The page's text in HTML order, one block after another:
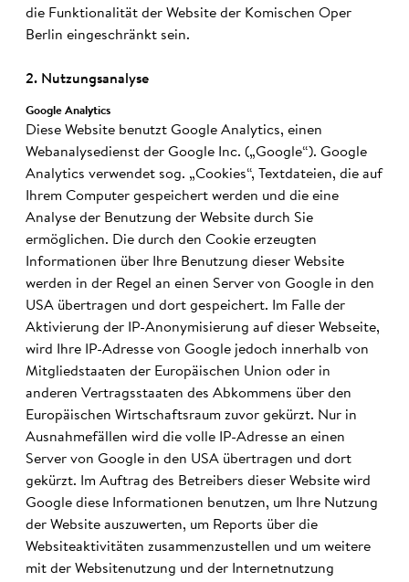
die Funktionalität der Website der Komischen Oper
Berlin eingeschränkt sein.
2. Nutzungs­ana­lyse
Google Ana­ly­tics
Diese Website benutzt Google Analytics, einen
Webanalysedienst der Google Inc. („Google“). Google
Analytics verwendet sog. „Cookies“, Textdateien, die auf
Ihrem Computer gespeichert werden und die eine
Analyse der Benutzung der Website durch Sie
ermöglichen. Die durch den Cookie erzeugten
Informationen über Ihre Benutzung dieser Website
werden in der Regel an einen Server von Google in den
USA übertragen und dort gespeichert. Im Falle der
Aktivierung der IP-Anonymisierung auf dieser Webseite,
wird Ihre IP-Adresse von Google jedoch innerhalb von
Mitgliedstaaten der Europäischen Union oder in
anderen Vertragsstaaten des Abkommens über den
Europäischen Wirtschaftsraum zuvor gekürzt. Nur in
Ausnahmefällen wird die volle IP-Adresse an einen
Server von Google in den USA übertragen und dort
gekürzt. Im Auftrag des Betreibers dieser Website wird
Google diese Informationen benutzen, um Ihre Nutzung
der Website auszuwerten, um Reports über die
Websiteaktivitäten zusammenzustellen und um weitere
mit der Websitenutzung und der Internetnutzung